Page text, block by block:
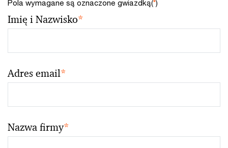
Pola wymagane są oznaczone gwiazdką(*)
Imię i Nazwisko*
Adres email*
Nazwa firmy*